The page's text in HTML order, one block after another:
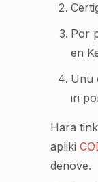
Por
en
Unu
iri
Hara
apliki
denove.